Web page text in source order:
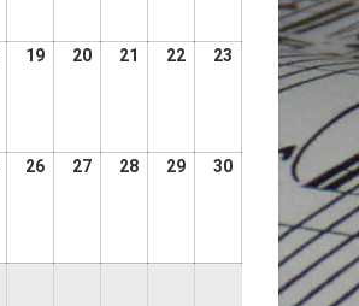
19 20 21 22 23
26 27 28 29 30